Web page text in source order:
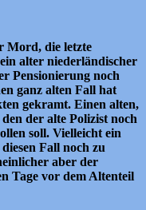
Mord, die letzte
alter niederländischer
Pensionierung noch
ganz alten Fall hat
gekramt. Einen alten,
der alte Polizist noch
soll. Vielleicht ein
Fall noch zu
aber der
Tage vor dem Altenteil